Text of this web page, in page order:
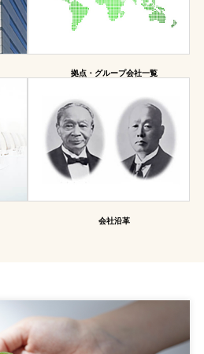
拠点・ グループ会社一覧
会社沿革